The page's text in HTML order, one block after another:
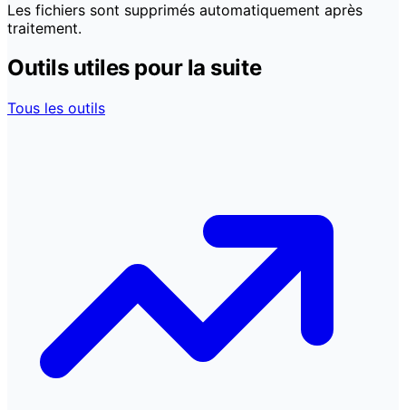
Les fichiers sont supprimés automatiquement après
traitement.
Outils utiles pour la suite
Tous les outils